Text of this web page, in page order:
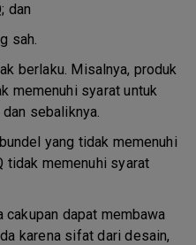
dan
sah.
berlaku. Misalnya, produk
memenuhi syarat untuk
sebaliknya.
yang tidak memenuhi
tidak memenuhi syarat
dapat membawa
karena sifat dari desain,